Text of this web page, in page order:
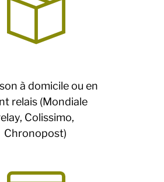
à domicile ou en
relais (Mondiale
Colissimo,
Chronopost)